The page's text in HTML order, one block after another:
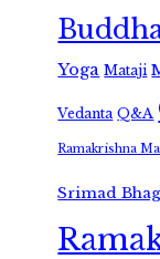
Yoga Mataji
Vedanta Q&A
Ramakrishna
Srimad